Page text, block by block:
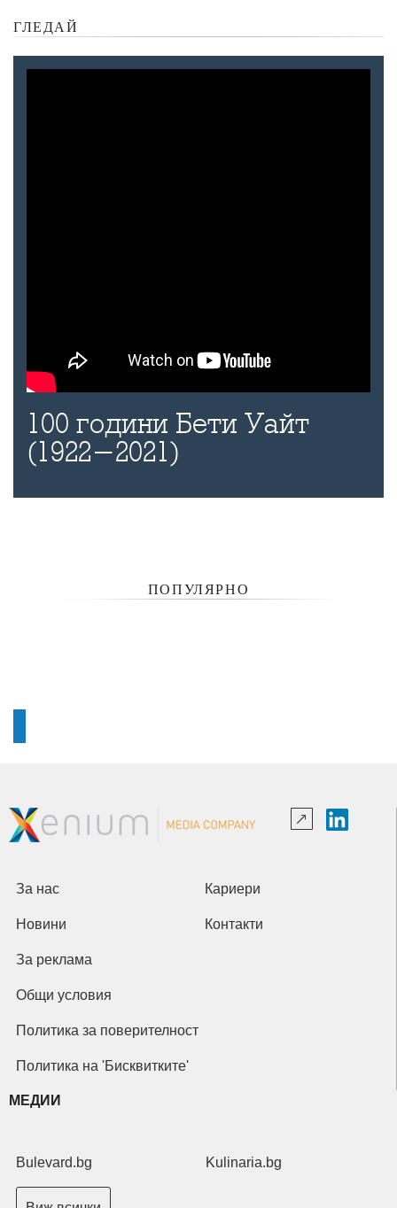
ГЛЕДАЙ
100 години Бети Уайт
(1922-2021)
ПОПУЛЯРНО
За нас Кариери
Новини Контакти
За реклама
Общи условия
Политика за поверителност
Политика на 'Бисквитките'
МЕДИИ
Bulevard.bg Kulinaria.bg